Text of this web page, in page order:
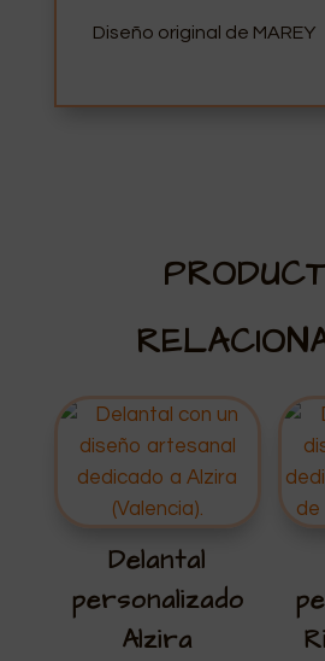
Diseño original de MAREY
Delantal
personalizado
Alzira